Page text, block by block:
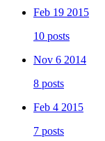
Feb 19 2015
10 posts
Nov 6 2014
8 posts
Feb 4 2015
7 posts